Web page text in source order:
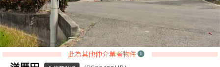
此為其他仲介業者物件